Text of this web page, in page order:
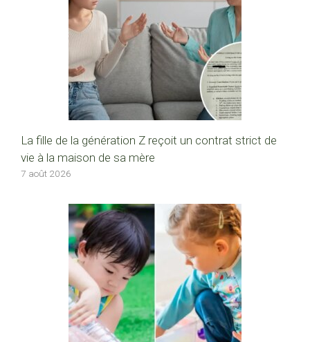
La fille de la génération Z reçoit un contrat strict de
vie à la maison de sa mère
7 août 2026